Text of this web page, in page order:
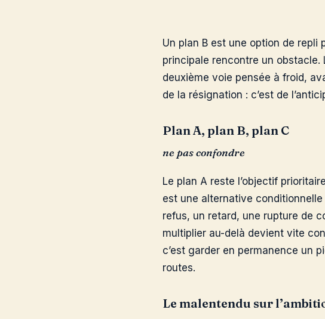
Un plan B est une option de repli
principale rencontre un obstacle.
deuxième voie pensée à froid,
de la résignation : c’est de
Plan A, plan B, plan C
ne pas confondre
Le plan A reste l’objectif
est une alternative
refus, un retard, une rupture de
multiplier au-delà devient vite
c’est garder en permanence un
routes.
Le malentendu sur